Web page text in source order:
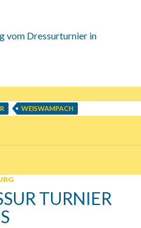
vom Dressurturnier in
in Weiswampach
WEISWAMPACH
TURNIER